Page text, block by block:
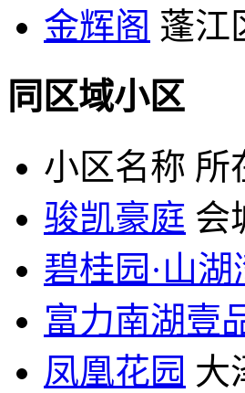
金辉阁 蓬江
同区域小区
小区名称 所
骏凯豪庭 会
碧桂园·山湖
富力南湖壹
凤凰花园 大